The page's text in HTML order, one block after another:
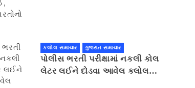
કલોલ સમાચાર ગુજરાત સમાચાર
પોલીસ ભરતી પરીક્ષામાં નકલી કોલ
લેટર લઈને દોડવા આવેલ કલોલનો